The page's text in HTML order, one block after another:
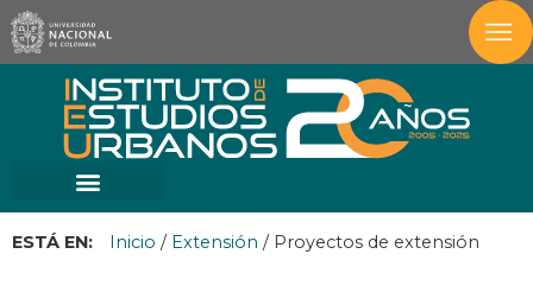
ESTÁ EN: Inicio / Extensión / Proyectos de extensión